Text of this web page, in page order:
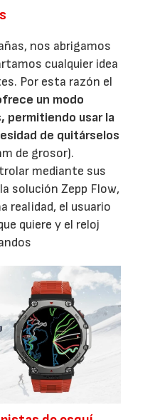
nos abrigamos
cualquier idea
Por esta razón el
un modo
permitiendo usar la
de quitárselos
de grosor).
mediante sus
solución Zepp Flow,
realidad, el usuario
quiere y el reloj